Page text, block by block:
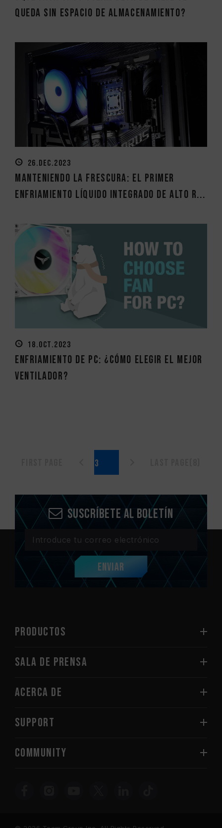
queda sin espacio de almacenamiento?
26.DEC.2023
Manteniendo la frescura: El primer
enfriamiento líquido integrado de alto r...
18.OCT.2023
Enfriamiento de PC: ¿Cómo elegir el mejor
ventilador?
Suscríbete al boletín
Enviar
PRODUCTOS
Sala de prensa
Acerca de
SUPPORT
COMMUNITY